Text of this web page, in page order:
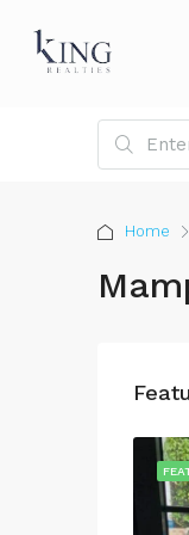
Home